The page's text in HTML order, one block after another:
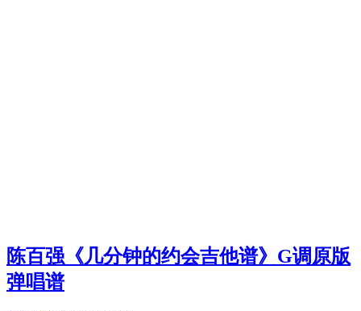
陈百强《几分钟的约会吉他谱》G调原版
弹唱谱